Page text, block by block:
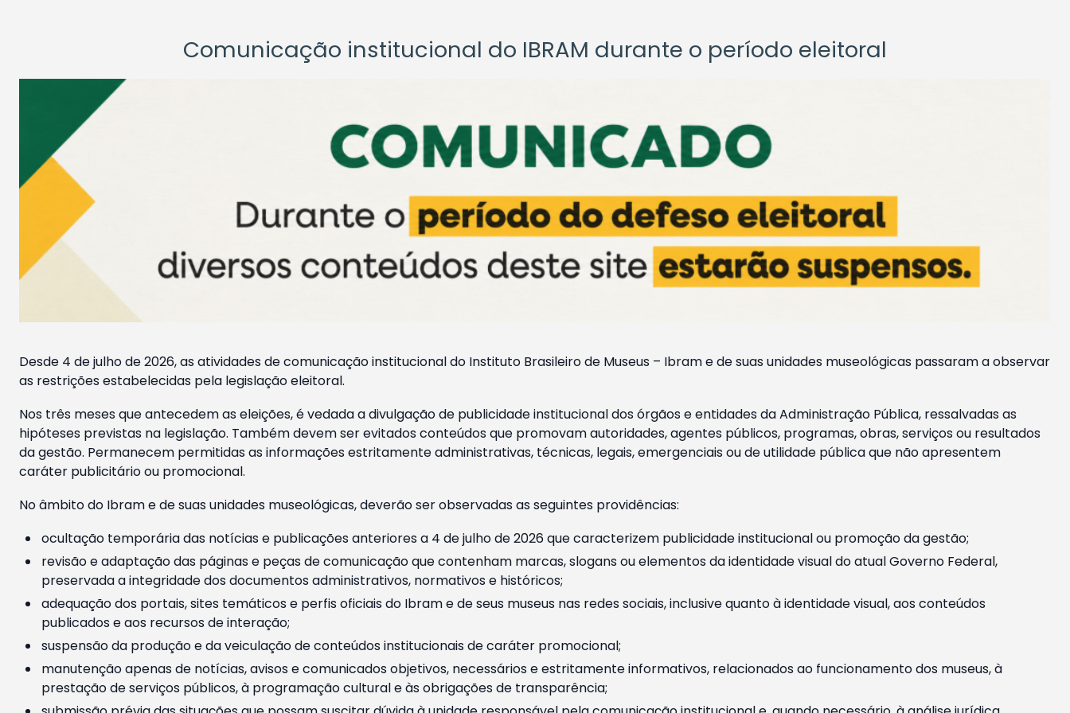
Comunicação institucional do IBRAM durante o período eleitoral
Desde 4 de julho de 2026, as atividades de comunicação institucional do Instituto Brasileiro de Museus – Ibram e de suas unidades museológicas passaram a observar
as restrições estabelecidas pela legislação eleitoral.
Nos três meses que antecedem as eleições, é vedada a divulgação de publicidade institucional dos órgãos e entidades da Administração Pública, ressalvadas as
hipóteses previstas na legislação. Também devem ser evitados conteúdos que promovam autoridades, agentes públicos, programas, obras, serviços ou resultados
da gestão. Permanecem permitidas as informações estritamente administrativas, técnicas, legais, emergenciais ou de utilidade pública que não apresentem
caráter publicitário ou promocional.
No âmbito do Ibram e de suas unidades museológicas, deverão ser observadas as seguintes providências:
ocultação temporária das notícias e publicações anteriores a 4 de julho de 2026 que caracterizem publicidade institucional ou promoção da gestão;
revisão e adaptação das páginas e peças de comunicação que contenham marcas, slogans ou elementos da identidade visual do atual Governo Federal,
preservada a integridade dos documentos administrativos, normativos e históricos;
adequação dos portais, sites temáticos e perfis oficiais do Ibram e de seus museus nas redes sociais, inclusive quanto à identidade visual, aos conteúdos
publicados e aos recursos de interação;
suspensão da produção e da veiculação de conteúdos institucionais de caráter promocional;
manutenção apenas de notícias, avisos e comunicados objetivos, necessários e estritamente informativos, relacionados ao funcionamento dos museus, à
prestação de serviços públicos, à programação cultural e às obrigações de transparência;